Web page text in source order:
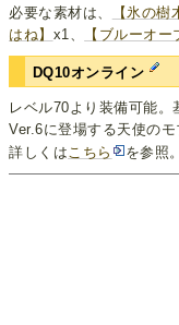
必要な素材は、
【氷の樹
はね】 x1、 【ブルーオー
DQ10オンライン
レベル70より装備可能。
Ver.6に登場する天使の
詳しくはこちら を参照。